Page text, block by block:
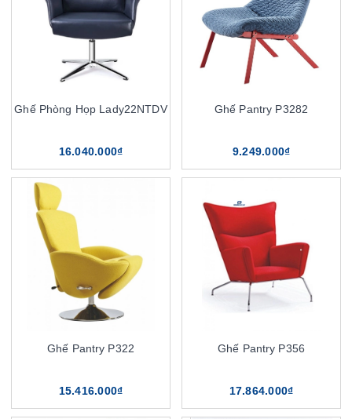
Ghế Phòng Họp Lady22NTDV
16.040.000₫
Ghế Pantry P3282
9.249.000₫
Ghế Pantry P322
15.416.000₫
Ghế Pantry P356
17.864.000₫